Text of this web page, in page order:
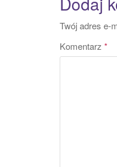
Twój adres e-
Komentarz *